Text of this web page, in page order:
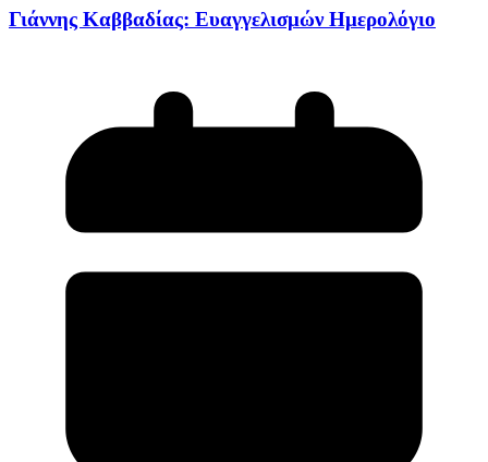
Γιάννης Καββαδίας: Ευαγγελισμών Ημερολόγιο